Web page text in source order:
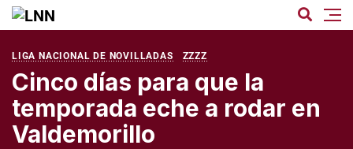
LIGA NACIONAL DE NOVILLADAS ZZZZ
Cinco días para que la
temporada eche a rodar en
Valdemorillo